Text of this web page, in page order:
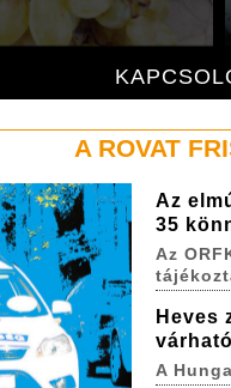
A ROVAT
Az
35
Az
Heves
várható
A